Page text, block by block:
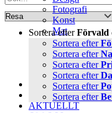
Fotografi
Konst
Mat
Kulturhistoria
Resa
Skrivböcker
Trädgård
FÖRFATTARE
PRESSINFO
AKTUELLT
Sortera efterFörvald
Sortera efter
Sortera efter
Sortera efter
Sortera efter
Sortera efter
Sortera efter